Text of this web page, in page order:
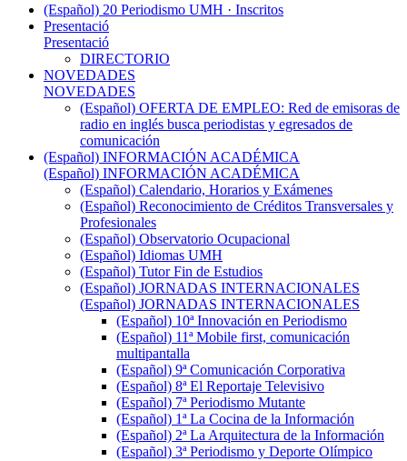
(Español) 20 Periodismo UMH · Inscritos
Presentació
Presentació
DIRECTORIO
NOVEDADES
NOVEDADES
(Español) OFERTA DE EMPLEO: Red de emisoras de
radio en inglés busca periodistas y egresados de
comunicación
(Español) INFORMACIÓN ACADÉMICA
(Español) INFORMACIÓN ACADÉMICA
(Español) Calendario, Horarios y Exámenes
(Español) Reconocimiento de Créditos Transversales y
Profesionales
(Español) Observatorio Ocupacional
(Español) Idiomas UMH
(Español) Tutor Fin de Estudios
(Español) JORNADAS INTERNACIONALES
(Español) JORNADAS INTERNACIONALES
(Español) 10ª Innovación en Periodismo
(Español) 11ª Mobile first, comunicación
multipantalla
(Español) 9ª Comunicación Corporativa
(Español) 8ª El Reportaje Televisivo
(Español) 7ª Periodismo Mutante
(Español) 1ª La Cocina de la Información
(Español) 2ª La Arquitectura de la Información
(Español) 3ª Periodismo y Deporte Olímpico